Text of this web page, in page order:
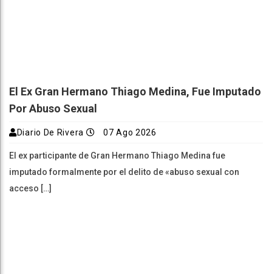
El Ex Gran Hermano Thiago Medina, Fue Imputado
Por Abuso Sexual
Diario De Rivera 07 Ago 2026
El ex participante de Gran Hermano Thiago Medina fue
imputado formalmente por el delito de «abuso sexual con
acceso […]